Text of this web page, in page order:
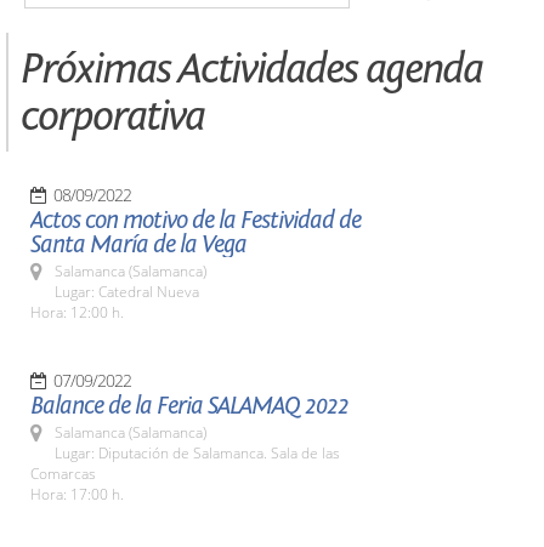
Próximas Actividades agenda
corporativa
08/09/2022
Actos con motivo de la Festividad de
Santa María de la Vega
Salamanca (Salamanca)
Lugar: Catedral Nueva
Hora: 12:00 h.
07/09/2022
Balance de la Feria SALAMAQ 2022
Salamanca (Salamanca)
Lugar: Diputación de Salamanca. Sala de las
Comarcas
Hora: 17:00 h.